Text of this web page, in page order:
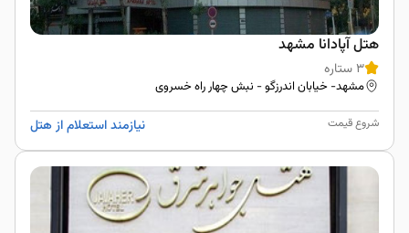
هتل آپادانا مشهد
3 ستاره
مشهد- خيابان اندرزگو - نبش چهار راه خسروی
شروع قیمت نیازمند استعلام از هتل